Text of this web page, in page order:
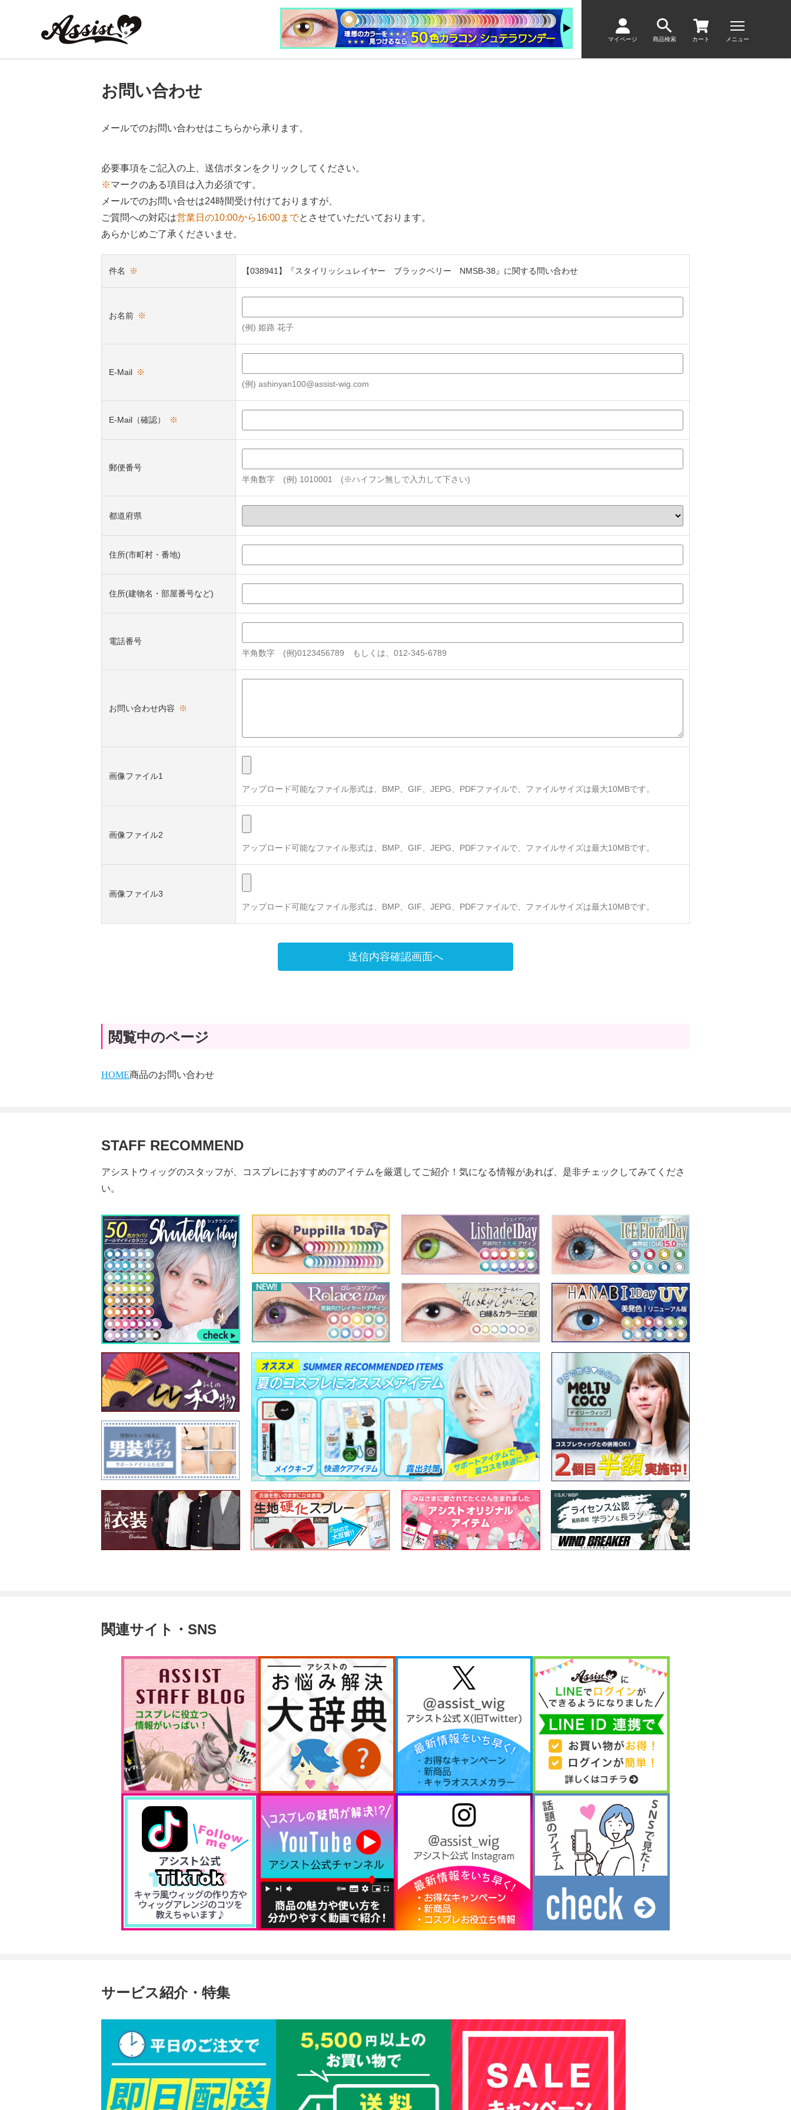
マイページ 商品検索 カート メニュー
お問い合わせ
メールでのお問い合わせはこちらから承ります。
必要事項をご記入の上、送信ボタンをクリックしてください。
※マークのある項目は入力必須です。
メールでのお問い合せは24時間受け付けておりますが、
ご質問への対応は営業日の10:00から16:00までとさせていただいております。
あらかじめご了承くださいませ。
件名 ※ 【038941】『スタイリッシュレイヤー ブラックベリー NMSB-38』に関する問い合わせ
お名前 ※
(例) 姫路 花子
E-Mail ※
(例) ashinyan100@assist-wig.com
E-Mail（確認） ※
郵便番号
半角数字 (例) 1010001 (※ハイフン無しで入力して下さい)
都道府県
住所(市町村・番地)
住所(建物名・部屋番号など)
電話番号
半角数字 (例)0123456789 もしくは、012-345-6789
お問い合わせ内容 ※
画像ファイル1
アップロード可能なファイル形式は、BMP、GIF、JEPG、PDFファイルで、ファイルサイズは最大10MBです。
画像ファイル2
アップロード可能なファイル形式は、BMP、GIF、JEPG、PDFファイルで、ファイルサイズは最大10MBです。
画像ファイル3
アップロード可能なファイル形式は、BMP、GIF、JEPG、PDFファイルで、ファイルサイズは最大10MBです。
送信内容確認画面へ
閲覧中のページ
HOME商品のお問い合わせ
STAFF RECOMMEND
アシストウィッグのスタッフが、コスプレにおすすめのアイテムを厳選してご紹介！気になる情報があれば、是非チェックしてみてくださ
い。
関連サイト・SNS
サービス紹介・特集